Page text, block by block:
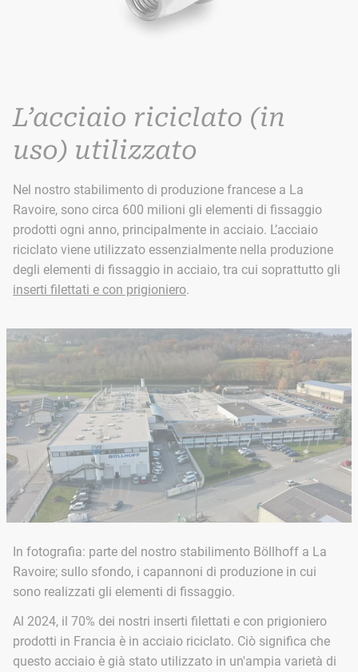
L’acciaio riciclato (in
uso) utilizzato
Nel nostro stabilimento di produzione francese a La
Ravoire, sono circa 600 milioni gli elementi di fissaggio
prodotti ogni anno, principalmente in acciaio. L’acciaio
riciclato viene utilizzato essenzialmente nella produzione
degli elementi di fissaggio in acciaio, tra cui soprattutto gli
inserti filettati e con prigioniero.
In fotografia: parte del nostro stabilimento Böllhoff a La
Ravoire; sullo sfondo, i capannoni di produzione in cui
sono realizzati gli elementi di fissaggio.
Al 2024, il 70% dei nostri inserti filettati e con prigioniero
prodotti in Francia è in acciaio riciclato. Ciò significa che
questo acciaio è già stato utilizzato in un'ampia varietà di